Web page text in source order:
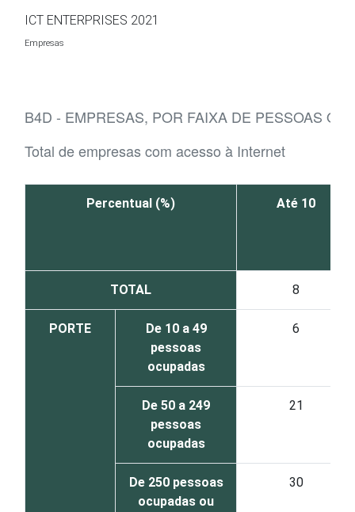
ICT ENTERPRISES 2021
Empresas
B4D - EMPRESAS, POR FAIXA DE PESSOAS
Total de empresas com acesso à Internet
Percentual (%) Até 10
TOTAL 8
PORTE
De 10 a 49
pessoas
ocupadas
6
De 50 a 249
pessoas
ocupadas
21
De 250 pessoas
ocupadas ou
30